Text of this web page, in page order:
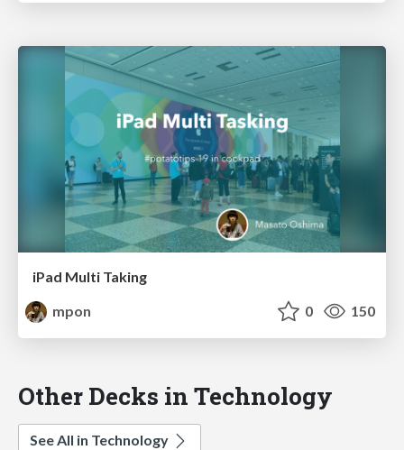
iPad Multi Taking
mpon
0 150
Other Decks in Technology
See All in Technology